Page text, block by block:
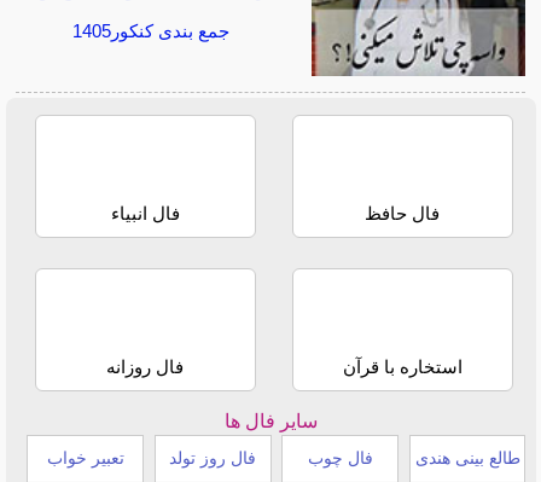
جمع بندی کنکور1405
فال حافظ فال انبیاء
استخاره با قرآن فال روزانه
سایر فال ها
طالع بینی هندی فال چوب فال روز تولد تعبیر خواب